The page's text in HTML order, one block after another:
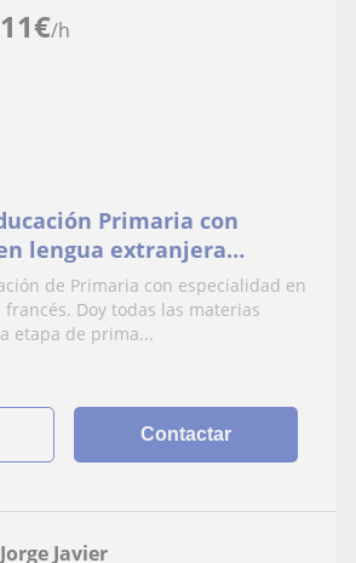
11€/h
Primaria con
lengua extranjera
para dar clases
apoyo y de repaso para
Primaria en Móstoles y
de Primaria con especialidad en
Doy todas las materias
etapa de prima...
Contactar
Jorge Javier